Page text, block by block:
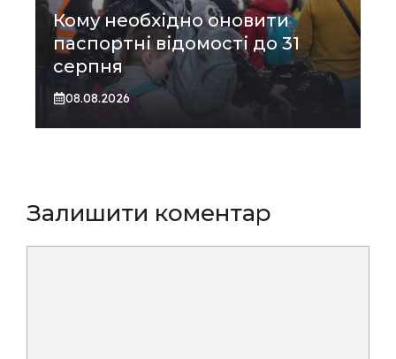
Кому необхідно оновити
паспортні відомості до 31
серпня
08.08.2026
Залишити коментар